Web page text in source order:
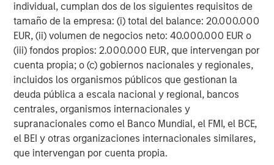
individual, cumplan dos de los siguientes requisitos de
tamaño de la empresa: (i) total del balance: 20.000.000
EUR, (ii) volumen de negocios neto: 40.000.000 EUR o
(iii) fondos propios: 2.000.000 EUR, que intervengan por
cuenta propia; o (c) gobiernos nacionales y regionales,
incluidos los organismos públicos que gestionan la
deuda pública a escala nacional y regional, bancos
centrales, organismos internacionales y
supranacionales como el Banco Mundial, el FMI, el BCE,
el BEI y otras organizaciones internacionales similares,
que intervengan por cuenta propia.
This material is for the benefit of persons whom the Firm
reasonably believes it is permitted to communicate to and
should not be forwarded to any other person without the
consent of the Firm. It is not addressed to any other person and
may not be used by them for any purpose whatsoever. It is the
responsibility of every person reading this material to fully
observe the laws of any relevant country, including obtaining
any governmental or other consent which may be required or
observing any other formality which needs to be observed in
that country.
This material is a general communication, which is not impartial,
is for informational and educational purposes only, not a
recommendation to purchase or sell specific securities, or to
adopt any particular investment strategy. Information does not